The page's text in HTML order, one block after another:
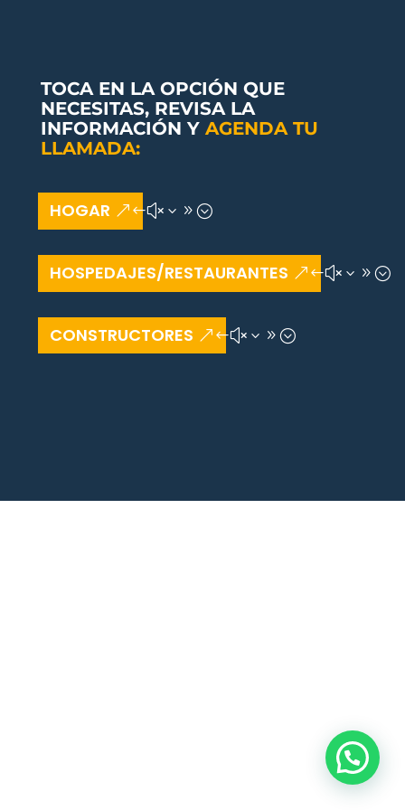
TOCA EN LA OPCIÓN QUE
NECESITAS, REVISA LA
INFORMACIÓN Y AGENDA TU
LLAMADA:
HOGAR
HOSPEDAJES/RESTAURANTES
CONSTRUCTORES